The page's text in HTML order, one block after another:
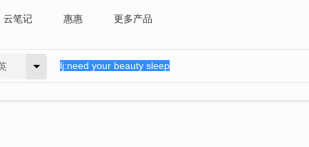
云笔记 惠惠 更多产品